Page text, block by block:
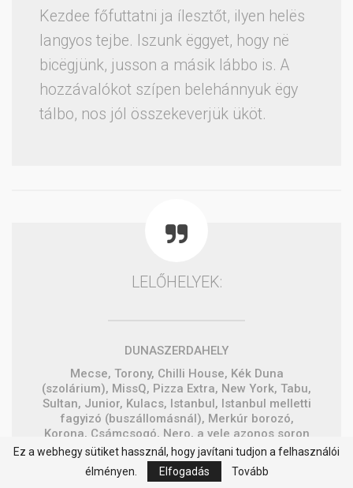
Kezdee főfuttatni ja ílesztőt, ilyen helës
langyos tejbe. Iszunk ëggyet, hogy në
bicëgjünk, jusson a másik lábbo is. A
hozzávalókot szípen belehánnyuk ëgy
tálbo, nos jól összekeverjük üköt.
LELŐHELYEK:
DUNASZERDAHELY
Mecse, Torony, Chilli House, Kék Duna
(szolárium), MissQ, Pizza Extra, New York, Tabu,
Sultan, Junior, Kulacs, Istanbul, Istanbul melletti
fagyizó (buszállomásnál), Merkúr borozó,
Korona, Csámcsogó, Nero, a vele azonos soron
a fodrász, Zserbó cukrászda, sarki
élelmiszerbolt, Vovoland, Fácán, Észak II-esi
újságos, Nova Fitness, Pelikán, Vito, Meskete,
Ez a webhegy sütiket hassznál, hogy javítani tudjon a felhasználói
élményen.
Elfogadás Tovább